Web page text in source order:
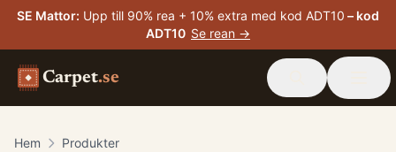
SE Mattor: Upp till 90% rea + 10% extra med kod ADT10 – kod
ADT10 Se rean →
Carpet.se
Hem
Produkter